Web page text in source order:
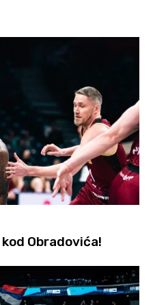
kod Obradovića!